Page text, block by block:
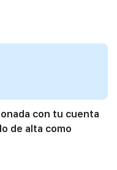
con tu cuenta
de alta como